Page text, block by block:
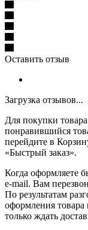
Оставить отзыв
Загрузка отзывов...
Для покупки
понравившийся
перейдите в
«Быстрый заказ».
Когда оформляете
e-mail. Вам
По результатам
оформления товара
только ждать